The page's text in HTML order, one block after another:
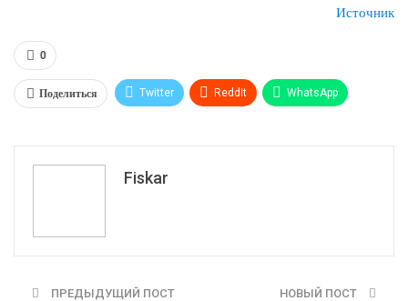
Источник
0
Поделиться Twitter ReddIt WhatsApp
Fiskar
ПРЕДЫДУЩИЙ ПОСТ НОВЫЙ ПОСТ